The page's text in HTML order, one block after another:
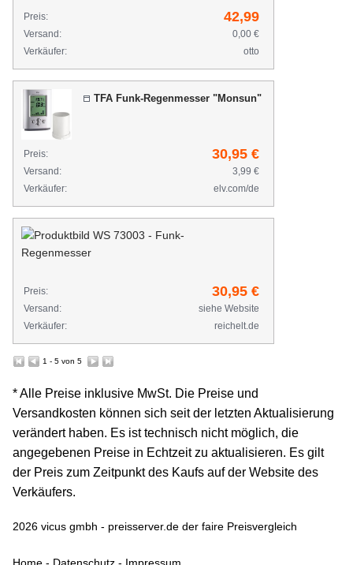
Preis: 42,99
Versand:
0,00 €
Verkäufer:
otto
TFA Funk-Regenmesser "Monsun"
Preis: 30,95 €
Versand:
3,99 €
Verkäufer:
elv.com/de
Preis: 30,95 €
Versand:
siehe Website
Verkäufer:
reichelt.de
1 - 5 von 5
* Alle Preise inklusive MwSt. Die Preise und
Versandkosten können sich seit der letzten Aktualisierung
verändert haben. Es ist technisch nicht möglich, die
angegebenen Preise in Echtzeit zu aktualisieren. Es gilt
der Preis zum Zeitpunkt des Kaufs auf der Website des
Verkäufers.
2026 vicus gmbh - preisserver.de der faire Preisvergleich